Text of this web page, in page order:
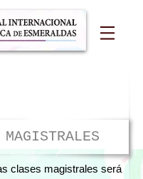
clases magistrales será